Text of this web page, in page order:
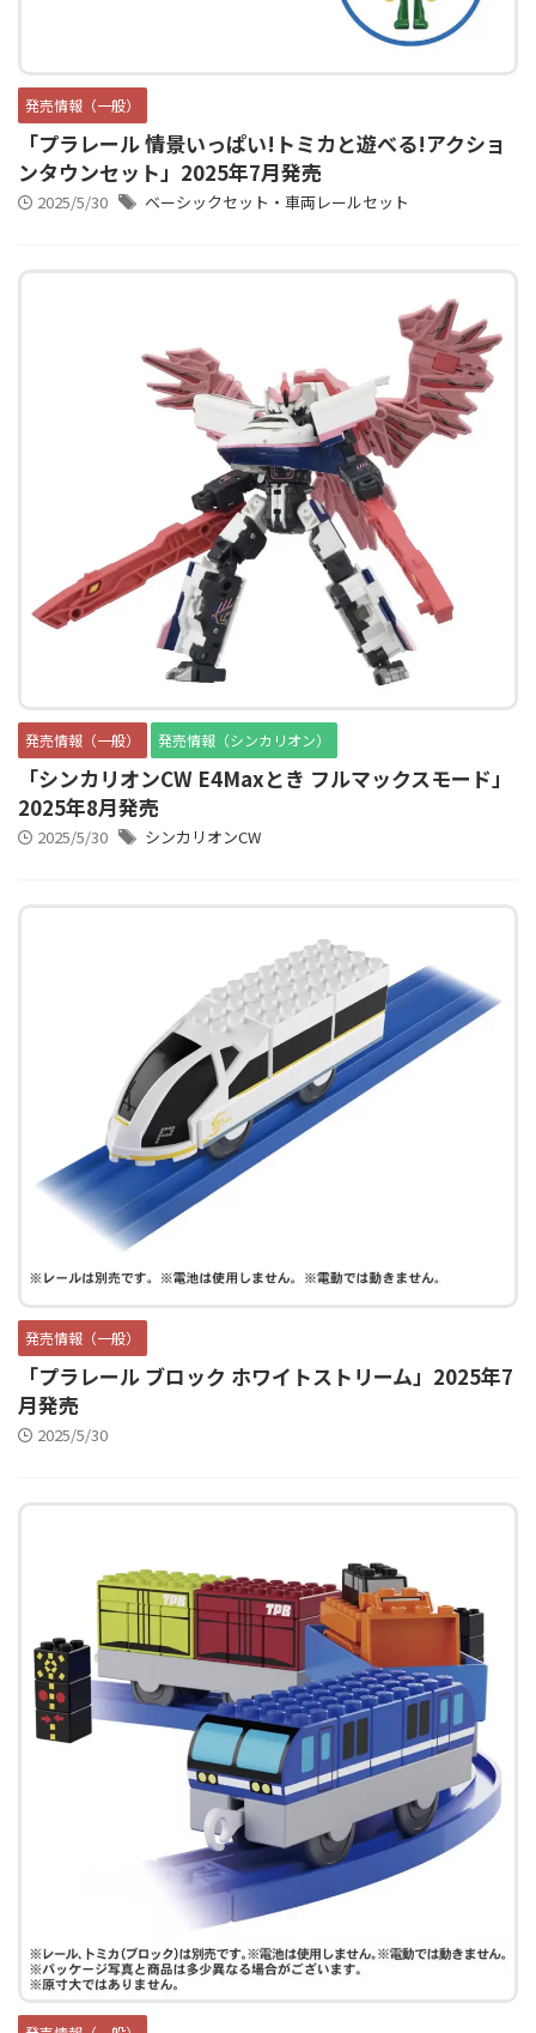
発売情報（一般）
「プラレール 情景いっぱい!トミカと遊べる!アクショ
ンタウンセット」2025年7月発売
2025/5/30 ベーシックセット・車両レールセット
発売情報（一般） 発売情報（シンカリオン）
「シンカリオンCW E4Maxとき フルマックスモード」
2025年8月発売
2025/5/30 シンカリオンCW
発売情報（一般）
「プラレール ブロック ホワイトストリーム」2025年7
月発売
2025/5/30